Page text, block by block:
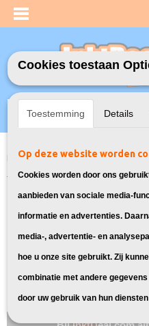
Inloggen Registreren
Home>Inktcartridges >Geschikt
Cookies toestaan
Toestemming Details
Op deze website worden
Cookies worden door ons
aanbieden van sociale media-
informatie en advertenties.
media-, advertentie- en
hoe u onze site gebruikt. Zij
combinatie met andere
door uw gebruik van hun